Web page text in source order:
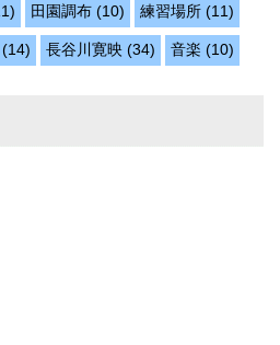
田園調布 (10) 練習場所 (11)
(14) 長谷川寛映 (34) 音楽 (10)